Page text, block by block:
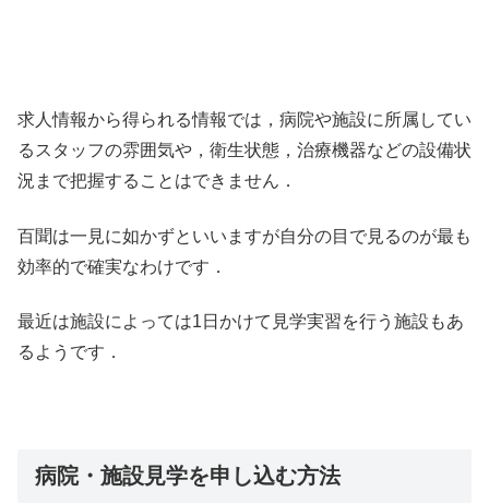
求人情報から得られる情報では，病院や施設に所属してい
るスタッフの雰囲気や，衛生状態，治療機器などの設備状
況まで把握することはできません．
百聞は一見に如かずといいますが自分の目で見るのが最も
効率的で確実なわけです．
最近は施設によっては1日かけて見学実習を行う施設もあ
るようです．
病院・施設見学を申し込む方法